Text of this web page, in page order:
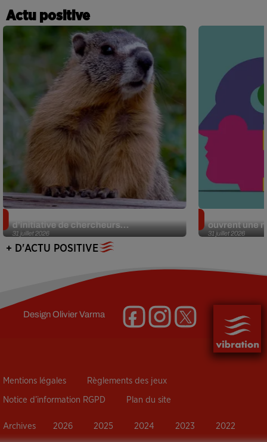
Actu positive
31 juillet 2026
d’initiative de chercheurs...
31 juillet 2026
ouvrent une
+ D'ACTU POSITIVE
DesignOlivier Varma
Mentions légales Règlements des jeux
Notice d’information RGPD Plan du site
Archives 2026 2025 2024 2023 2022